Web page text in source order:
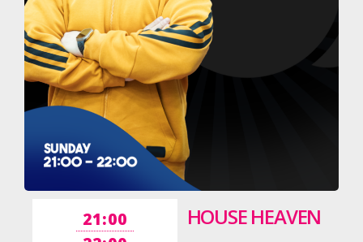
21:00
HOUSE HEAVEN